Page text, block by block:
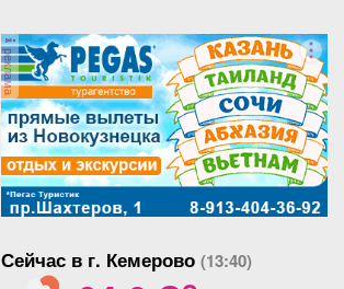
реклама
Сейчас в г. Кемерово (13:40)